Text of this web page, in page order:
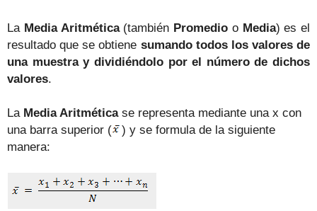
La Media Aritmética (también Promedio o Media) es el
resultado que se obtiene sumando todos los valores de
una muestra y dividiéndolo por el número de dichos
valores.
La Media Aritmética se representa mediante una x con
una barra superior (
) y se formula de la siguiente
manera: